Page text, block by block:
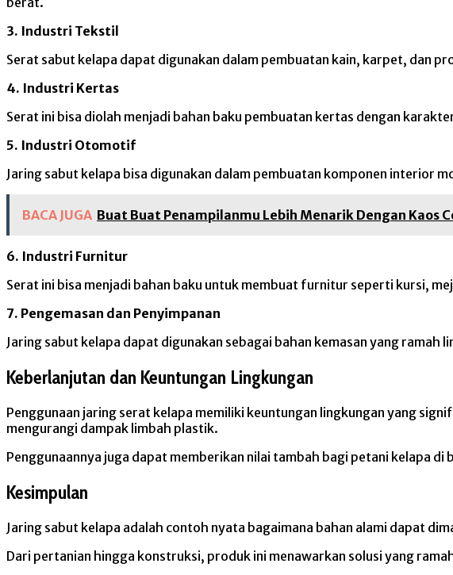
3. Industri Tekstil
Serat sabut kelapa dapat digunakan dalam pembuatan kain, karpet, dan
4. Industri Kertas
Serat ini bisa diolah menjadi bahan baku pembuatan kertas dengan
5. Industri Otomotif
Jaring sabut kelapa bisa digunakan dalam pembuatan komponen interior
BACA JUGA Buat Buat Penampilanmu Lebih Menarik Dengan Kaos
6. Industri Furnitur
Serat ini bisa menjadi bahan baku untuk membuat furnitur seperti kursi,
7. Pengemasan dan Penyimpanan
Jaring sabut kelapa dapat digunakan sebagai bahan kemasan yang
Keberlanjutan dan Keuntungan Lingkungan
Penggunaan jaring serat kelapa memiliki keuntungan lingkungan yang
mengurangi dampak limbah plastik.
Penggunaannya juga dapat memberikan nilai tambah bagi petani kelapa di
Kesimpulan
Jaring sabut kelapa adalah contoh nyata bagaimana bahan alami dapat
Dari pertanian hingga konstruksi, produk ini menawarkan solusi yang